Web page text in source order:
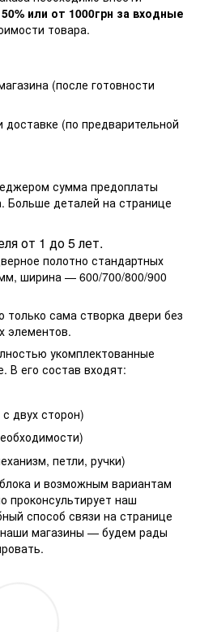
или от 1000грн за входные
товара.
(после готовности
(по предварительной
сумма предоплаты
деталей на странице
от 1 до 5 лет.
полотно стандартных
ширина — 600/700/800/900
только сама створка двери без
элементов.
укомплектованные
В его состав входят:
двух сторон)
петли, ручки)
и возможным вариантам
проконсультирует наш
способ связи на странице
магазины — будем рады